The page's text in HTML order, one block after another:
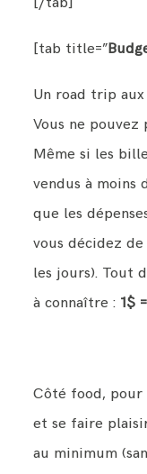
[tab title=”
Un road trip
Vous ne
Même si les
vendus à moins
que les
vous décidez
les jours). Tout
à connaître : 1$
Côté food, pour
et se faire
au minimum